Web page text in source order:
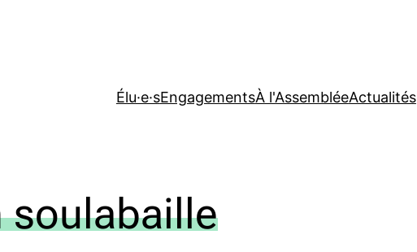
Élu·e·sEngagementsÀ l'AssembléeActualités
soulabaille